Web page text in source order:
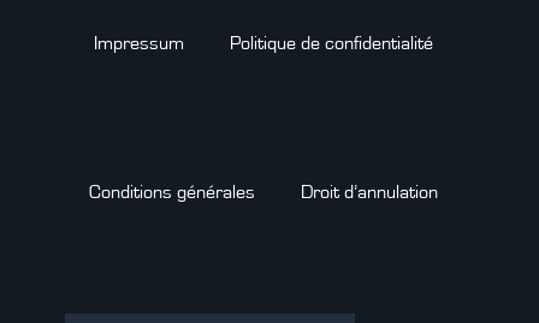
Impressum Politique de confidentialité
Conditions générales Droit d’annulation